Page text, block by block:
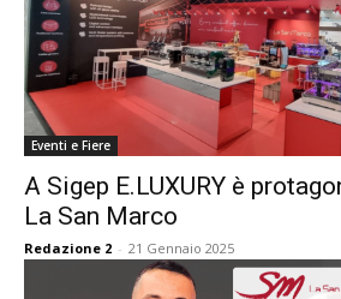
Eventi e Fiere
A Sigep E.LUXURY è
La San Marco
Redazione 2 - 21 Gennaio 2025